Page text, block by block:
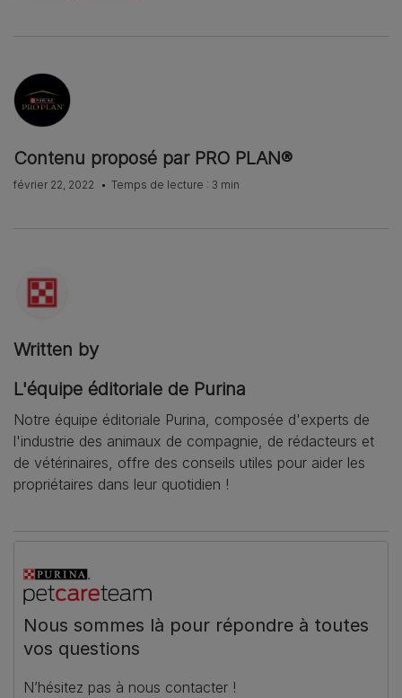
Contenu proposé par PRO PLAN®
février 22, 2022 Temps de lecture : 3 min
Written by
L'équipe éditoriale de Purina
Notre équipe éditoriale Purina, composée d'experts de
l'industrie des animaux de compagnie, de rédacteurs et
de vétérinaires, offre des conseils utiles pour aider les
propriétaires dans leur quotidien !
Nous sommes là pour répondre à toutes
vos questions
N’hésitez pas à nous contacter !